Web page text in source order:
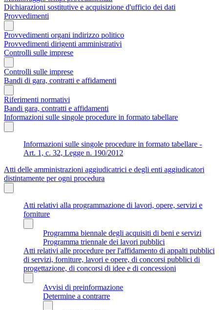
Dichiarazioni sostitutive e acquisizione d'ufficio dei dati
Provvedimenti
Provvedimenti organi indirizzo politico
Provvedimenti dirigenti amministrativi
Controlli sulle imprese
Controlli sulle imprese
Bandi di gara, contratti e affidamenti
Riferimenti normativi
Bandi gara, contratti e affidamenti
Informazioni sulle singole procedure in formato tabellare
Informazioni sulle singole procedure in formato tabellare -
Art. 1, c. 32, Legge n. 190/2012
Atti delle amministrazioni aggiudicatrici e degli enti aggiudicatori
distintamente per ogni procedura
Atti relativi alla programmazione di lavori, opere, servizi e
forniture
Programma biennale degli acquisiti di beni e servizi
Programma triennale dei lavori pubblici
Atti relativi alle procedure per l'affidamento di appalti pubblici
di servizi, forniture, lavori e opere, di concorsi pubblici di
progettazione, di concorsi di idee e di concessioni
Avvisi di preinformazione
Determine a contrarre